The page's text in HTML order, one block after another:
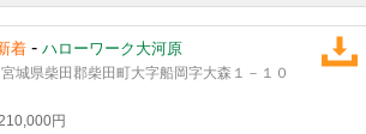
着 - ハローワーク大河原
城県柴田郡柴田町大字船岡字大森１－１０
円